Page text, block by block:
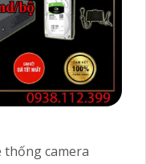
thống camera